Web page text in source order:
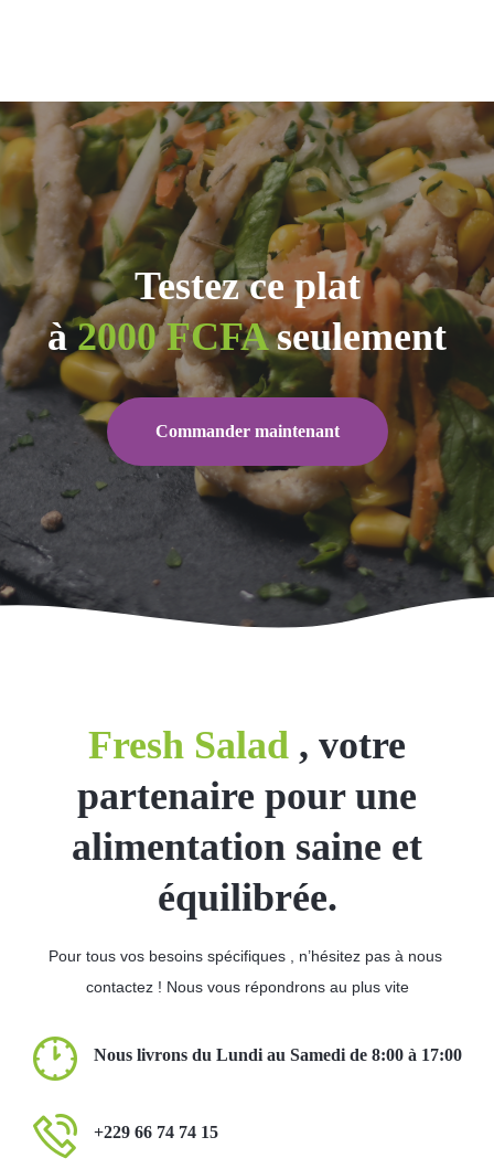
Testez ce plat
à2000 FCFAseulement
Commander maintenant
Fresh Salad , votre
partenaire pour une
alimentation saine et
équilibrée.
Pour tous vos besoins spécifiques , n’hésitez pas à nous
contactez ! Nous vous répondrons au plus vite
Nous livrons du Lundi au Samedi de 8:00 à 17:00
+229 66 74 74 15